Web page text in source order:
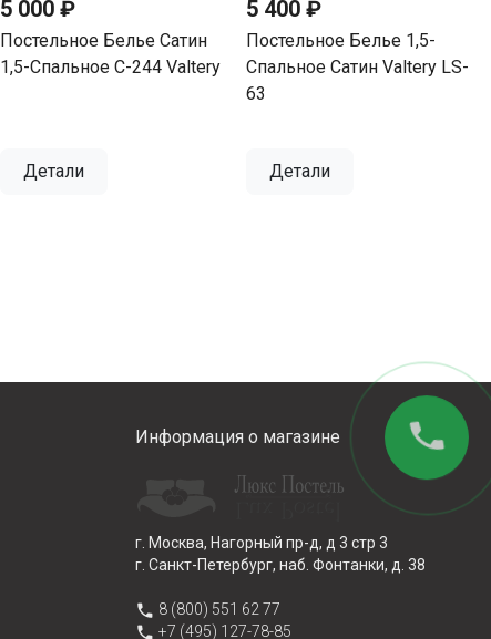
5 000 ₽
Постельное Белье Сатин
1,5-Спальное С-244 Valtery
Детали
5 400 ₽
Постельное Белье 1,5-
Спальное Сатин Valtery LS-
63
Детали
Информация о магазине
г. Москва, Нагорный пр-д, д 3 стр 3
г. Санкт-Петербург, наб. Фонтанки, д. 38
phone 8 (800) 551 62 77
phone +7 (495) 127-78-85
phone